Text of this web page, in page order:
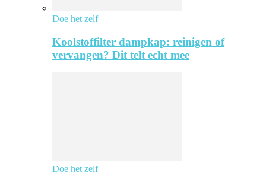
Doe het zelf
Koolstoffilter dampkap: reinigen of
vervangen? Dit telt echt mee
Doe het zelf